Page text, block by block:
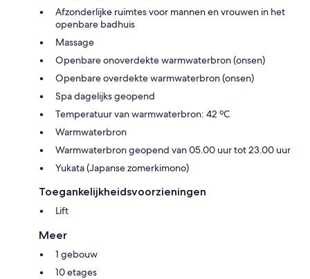
Afzonderlijke ruimtes voor mannen en vrouwen in het
openbare badhuis
Massage
Openbare onoverdekte warmwaterbron (onsen)
Openbare overdekte warmwaterbron (onsen)
Spa dagelijks geopend
Temperatuur van warmwaterbron: 42 ºC
Warmwaterbron
Warmwaterbron geopend van 05.00 uur tot 23.00 uur
Yukata (Japanse zomerkimono)
Toegankelijkheidsvoorzieningen
Lift
Meer
1 gebouw
10 etages